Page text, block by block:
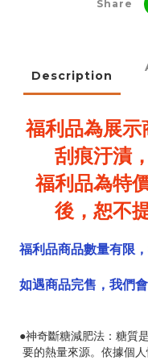
Share
Description
福利品為展
刮痕汙漬
福利品為特
後，恕不
福利品商品數量有限
如遇商品完售，我們
●神奇斷糖減肥法：糖質
要的熱量來源。依據個